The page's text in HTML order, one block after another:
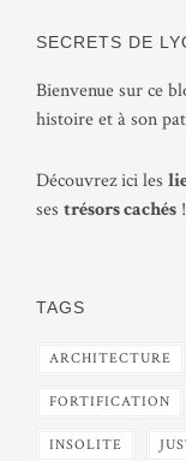
SECRETS DE
Bienvenue sur ce
histoire et à son
Découvrez ici les
ses trésors cachés !
TAGS
ARCHITECTURE
FORTIFICATION
INSOLITE